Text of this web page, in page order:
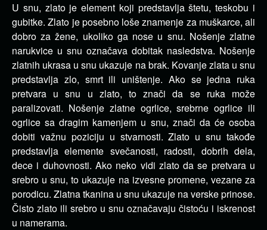
U snu, zlato je element koji predstavlja štetu, teskobu i
gubitke. Zlato je posebno loše znamenje zamuškarce, ali
dobro za žene, ukoliko ga nose u snu. Nošenje zlatne
narukvice u snu označava dobitak nasledstva. Nošenje
zlatnih ukrasa u snu ukazuje na brak. Kovanje zlata u snu
predstavlja zlo, smrt ili uništenje. Ako se jedna ruka
pretvara u snu u zlato, to znači da se ruka može
paralizovati. Nošenje zlatne ogrlice, srebrne ogrlice ili
ogrlice sa dragim kamenjem u snu, znači da će osoba
dobiti važnu poziciju u stvarnosti. Zlato u snu takođe
predstavlja elemente svečanosti, radosti, dobrih dela,
dece i duhovnosti. Ako neko vidi zlato da se pretvara u
srebro u snu, to ukazuje na izvesne promene, vezane za
porodicu. Zlatna tkanina u snu ukazuje na verske prinose.
Čisto zlato ili srebro u snu označavaju čistoću i iskrenost
u namerama.